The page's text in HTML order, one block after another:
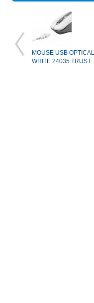
MOUSE USB
WHITE 24035 TRUST